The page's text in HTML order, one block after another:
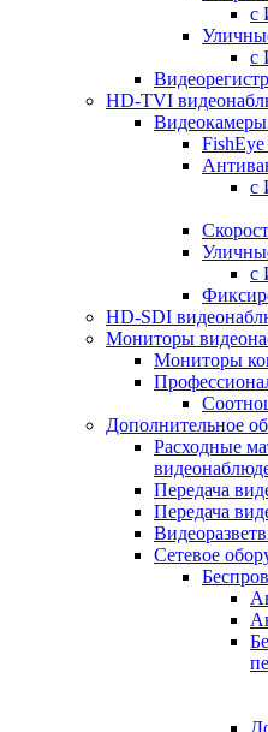
с
с
HD-TVI
Видеокамеры
с
с
HD-SDI
Мониторы
Мониторы
Дополнительное
Расходные
Передача
Передача
Сетевое